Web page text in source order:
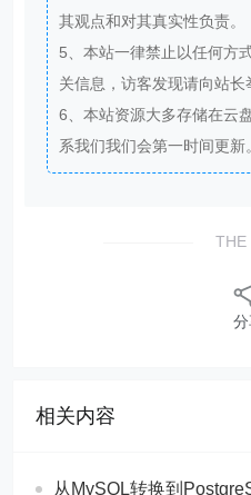
其观点和对其真实性负责。
5、本站一律禁止以任何方
关信息，访客发现请向站长
6、本站资源大多存储在云
系我们我们会第一时间更新
THE
相关内容
从MySQL转换到